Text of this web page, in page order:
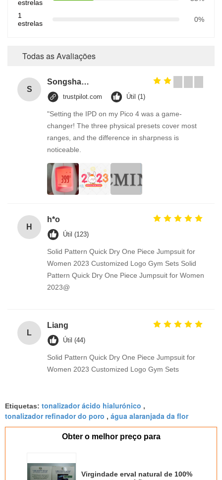
estrelas
1
estrelas
0%
Todas as Avaliações
S
Songshang
trustpilot.com Útil (1)
"Setting the IPD on my Pico 4 was a game-
changer! The three physical presets cover most
ranges, and the difference in sharpness is
noticeable.
H
h*o
Útil (123)
Solid Pattern Quick Dry One Piece Jumpsuit for
Women 2023 Customized Logo Gym Sets Solid
Pattern Quick Dry One Piece Jumpsuit for Women
2023@
L
Liang
Útil (44)
Solid Pattern Quick Dry One Piece Jumpsuit for
Women 2023 Customized Logo Gym Sets
Etiquetas: tonalizador ácido hialurónico ,
tonalizador refinador do poro , água alaranjada da flor
Obter o melhor preço para
Virgindade erval natural de 100%